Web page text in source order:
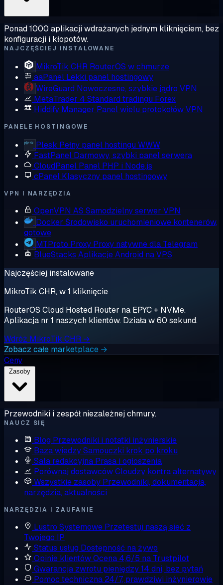
Ponad 1000 aplikacji wdrażanych jednym kliknięciem, bez
konfiguracji i kłopotów.
NAJCZĘŚCIEJ INSTALOWANE
MikroTik CHR RouterOS w chmurze
aaPanel Lekki panel hostingowy
WireGuard Nowoczesne, szybkie jądro VPN
MetaTrader 4 Standard tradingu Forex
Hiddify Manager Panel wielu protokołów VPN
PANELE HOSTINGOWE
Plesk Pełny panel hostingu WWW
FastPanel Darmowy, szybki panel serwera
CloudPanel Panel PHP i Node.js
cPanel Klasyczny panel hostingowy
VPN I NARZĘDZIA
OpenVPN AS Samodzielny serwer VPN
Docker Środowisko uruchomieniowe kontenerów,
gotowe
MTProto Proxy Proxy natywne dla Telegram
BlueStacks Aplikacje Android na VPS
Najczęściej instalowane
MikroTik CHR, w 1 kliknięcie
RouterOS Cloud Hosted Router na EPYC + NVMe.
Aplikacja nr 1 naszych klientów. Działa w 60 sekund.
Wdróż MikroTik CHR →
Zobacz całe marketplace →
Ceny
Przewodniki i zespół niezależnej chmury.
NAUCZ SIĘ
Blog Przewodniki i notatki inżynierskie
Baza wiedzySamouczki krok po kroku
Sala redakcyjna Prasa i ogłoszenia
Porównaj dostawcówCloudzy kontra alternatywy
Wszystkie zasoby Przewodniki, dokumentacja,
narzędzia, aktualności
NARZĘDZIA I ZAUFANIE
Lustro Systemowe Przetestuj naszą sieć z
Twojego IP
Status usług Dostępność na żywo
Opinie klientówOcena 4,6/5 na Trustpilot
Gwarancja zwrotu pieniędzy14 dni, bez pytań
Pomoc techniczna 24/7, prawdziwi inżynierowie